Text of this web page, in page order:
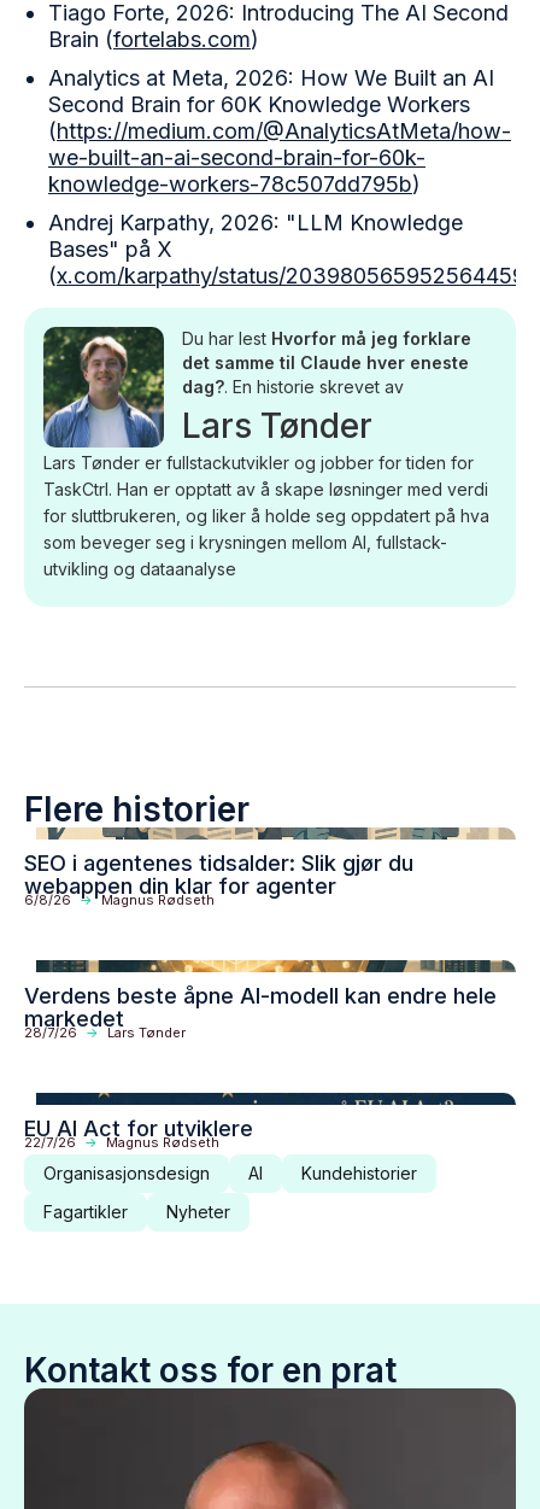
Tiago Forte, 2026: Introducing The AI Second
Brain (fortelabs.com)
Analytics at Meta, 2026: How We Built an AI
Second Brain for 60K Knowledge Workers
(https://medium.com/@AnalyticsAtMeta/how-
we-built-an-ai-second-brain-for-60k-
knowledge-workers-78c507dd795b)
Andrej Karpathy, 2026: "LLM Knowledge
Bases" på X
(x.com/karpathy/status/2039805659525644595
Du har lest Hvorfor må jeg forklare
det samme til Claude hver eneste
dag?. En historie skrevet av
Lars Tønder
Lars Tønder er fullstackutvikler og jobber for tiden for
TaskCtrl. Han er opptatt av å skape løsninger med verdi
for sluttbrukeren, og liker å holde seg oppdatert på hva
som beveger seg i krysningen mellom AI, fullstack-
utvikling og dataanalyse
Flere historier
SEO i agentenes tidsalder: Slik gjør du
webappen din klar for agenter
6/8/26 -> Magnus Rødseth
Verdens beste åpne AI-modell kan endre hele
markedet
28/7/26 -> Lars Tønder
EU AI Act for utviklere
22/7/26 -> Magnus Rødseth
Organisasjonsdesign AI
Kundehistorier
Fagartikler
Nyheter
Kontakt oss for en prat